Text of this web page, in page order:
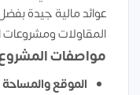
عوائد مالية جيدة
المقاولات ومشروعات
مواصفات
الموقع والمساحة